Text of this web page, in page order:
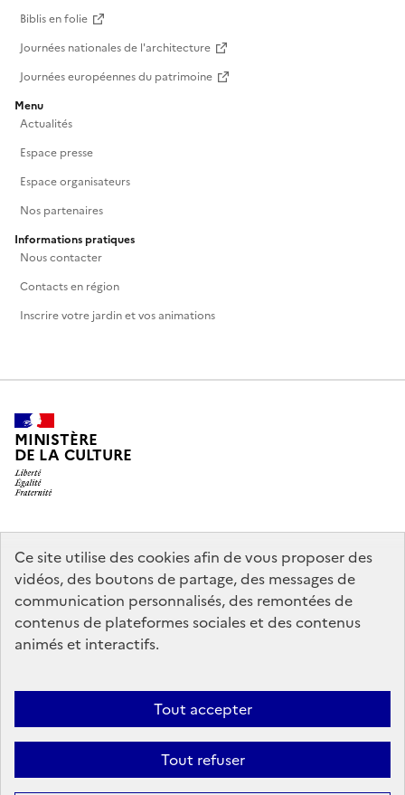
Ce site utilise des cookies afin de vous proposer des
vidéos, des boutons de partage, des messages de
communication personnalisés, des remontées de
contenus de plateformes sociales et des contenus
animés et interactifs.
Tout accepter
Tout refuser
Biblis en folie
Journées nationales de l'architecture
Journées européennes du patrimoine
Menu
Actualités
Espace presse
Espace organisateurs
Nos partenaires
Informations pratiques
Nous contacter
Contacts en région
Inscrire votre jardin et vos animations
MINISTÈRE
DE LA CULTURE
legifrance.gouv.fr
info.gouv.fr
service-public.gouv.fr
data.gouv.fr
Politique d’utilisation des témoins de connexion (cookies)
générale de protection des données
Nous contacter
Nos